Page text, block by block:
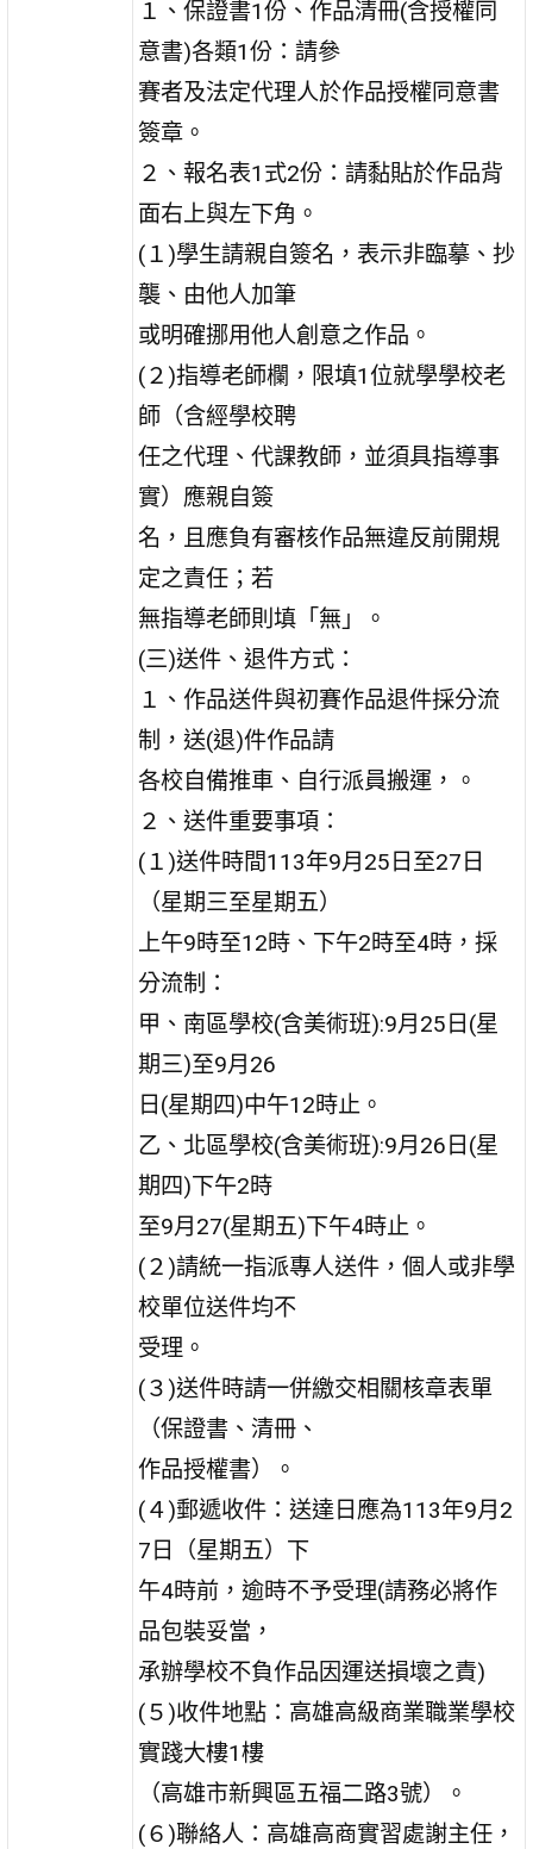
１、保證書1份、作品清冊(含授權同
意書)各類1份：請參
賽者及法定代理人於作品授權同意書
簽章。
２、報名表1式2份：請黏貼於作品背
面右上與左下角。
(１)學生請親自簽名，表示非臨摹、抄
襲、由他人加筆
或明確挪用他人創意之作品。
(２)指導老師欄，限填1位就學學校老
師（含經學校聘
任之代理、代課教師，並須具指導事
實）應親自簽
名，且應負有審核作品無違反前開規
定之責任；若
無指導老師則填「無」。
(三)送件、退件方式：
１、作品送件與初賽作品退件採分流
制，送(退)件作品請
各校自備推車、自行派員搬運，。
２、送件重要事項：
(１)送件時間113年9月25日至27日
（星期三至星期五）
上午9時至12時、下午2時至4時，採
分流制：
甲、南區學校(含美術班):9月25日(星
期三)至9月26
日(星期四)中午12時止。
乙、北區學校(含美術班):9月26日(星
期四)下午2時
至9月27(星期五)下午4時止。
(２)請統一指派專人送件，個人或非學
校單位送件均不
受理。
(３)送件時請一併繳交相關核章表單
（保證書、清冊、
作品授權書）。
(４)郵遞收件：送達日應為113年9月2
7日（星期五）下
午4時前，逾時不予受理(請務必將作
品包裝妥當，
承辦學校不負作品因運送損壞之責)
(５)收件地點：高雄高級商業職業學校
實踐大樓1樓
（高雄市新興區五福二路3號）。
(６)聯絡人：高雄高商實習處謝主任，